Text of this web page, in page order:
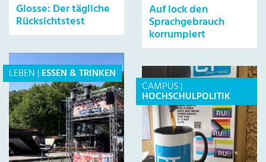
Glosse: Der tägliche
Rücksichtstest
LEBEN |ESSEN & TRINKEN
Auf lock den
Sprachgebrauch
korrumpiert
CAMPUS|
HOCHSCHULPOLITIK